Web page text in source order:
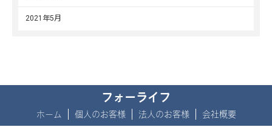
2021年5月
フォーライフ
ホーム 個人のお客様 法人のお客様 会社概要